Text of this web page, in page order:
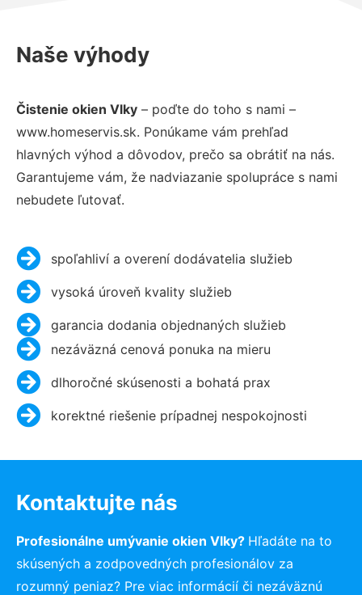
Naše výhody
Čistenie okien Vlky – poďte do toho s nami –
www.homeservis.sk. Ponúkame vám prehľad
hlavných výhod a dôvodov, prečo sa obrátiť na nás.
Garantujeme vám, že nadviazanie spolupráce s nami
nebudete ľutovať.
spoľahliví a overení dodávatelia služieb
vysoká úroveň kvality služieb
garancia dodania objednaných služieb
nezáväzná cenová ponuka na mieru
dlhoročné skúsenosti a bohatá prax
korektné riešenie prípadnej nespokojnosti
Kontaktujte nás
Profesionálne umývanie okien Vlky? Hľadáte na to
skúsených a zodpovedných profesionálov za
rozumný peniaz? Pre viac informácií či nezáväznú